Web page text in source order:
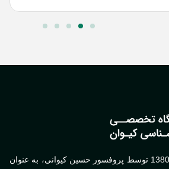
آزمایشگاه کیوان در سال 1380 توسط پروفسور حسین کیوانی، به عنوان